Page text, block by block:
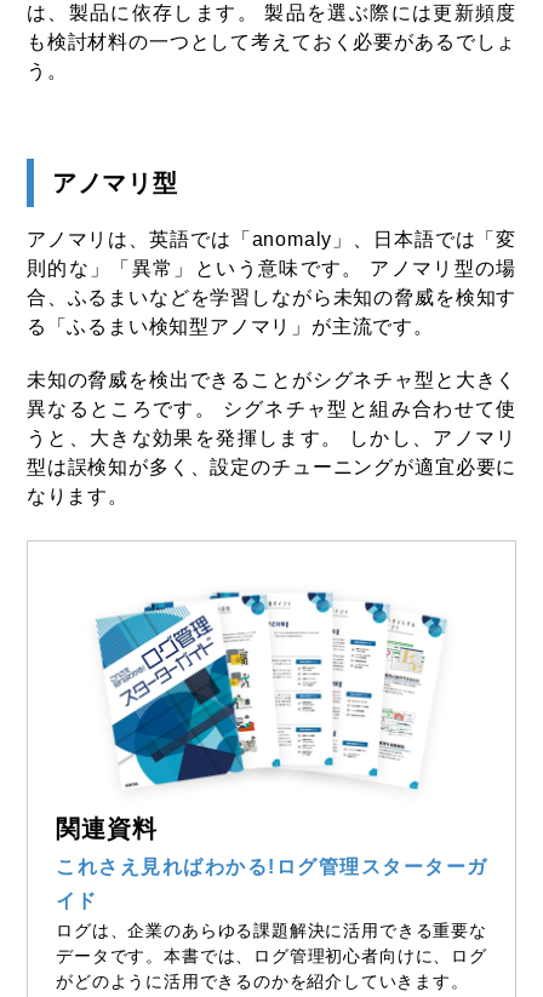
は、製品に依存します。 製品を選ぶ際には更新頻度
も検討材料の一つとして考えておく必要があるでしょ
う。
アノマリ型
アノマリは、英語では「anomaly」、日本語では「変
則的な」「異常」という意味です。 アノマリ型の場
合、ふるまいなどを学習しながら未知の脅威を検知す
る「ふるまい検知型アノマリ」が主流です。
未知の脅威を検出できることがシグネチャ型と大きく
異なるところです。 シグネチャ型と組み合わせて使
うと、大きな効果を発揮します。 しかし、アノマリ
型は誤検知が多く、設定のチューニングが適宜必要に
なります。
関連資料
これさえ見ればわかる!ログ管理スターターガ
イド
ログは、企業のあらゆる課題解決に活用できる重要な
データです。本書では、ログ管理初心者向けに、ログ
がどのように活用できるのかを紹介していきます。